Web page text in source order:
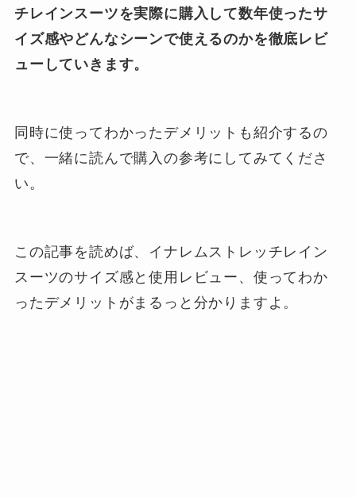
チレインスーツを実際に購入して数年使ったサ
イズ感やどんなシーンで使えるのかを徹底レビ
ューしていきます。
同時に使ってわかったデメリットも紹介するの
で、一緒に読んで購入の参考にしてみてくださ
い。
この記事を読めば、イナレムストレッチレイン
スーツのサイズ感と使用レビュー、使ってわか
ったデメリットがまるっと分かりますよ。